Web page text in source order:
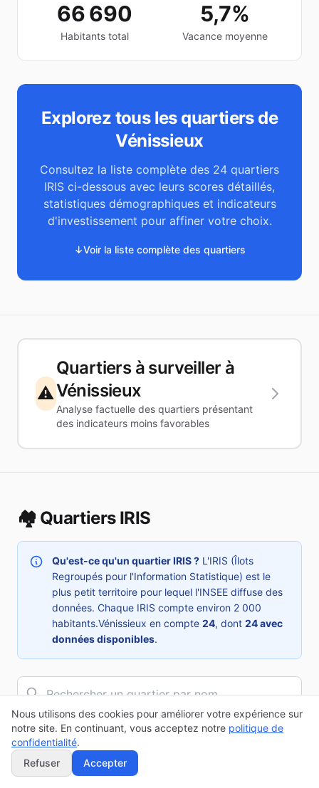
66 690
Habitants total
5,7%
Vacance moyenne
Explorez tous les quartiers de
Vénissieux
Consultez la liste complète des 24 quartiers
IRIS ci-dessous avec leurs scores détaillés,
statistiques démographiques et indicateurs
d'investissement pour affiner votre choix.
↓Voir la liste complète des quartiers
⚠️
Quartiers à surveiller à
Vénissieux
Analyse factuelle des quartiers présentant
des indicateurs moins favorables
🏘️ Quartiers IRIS
Qu'est-ce qu'un quartier IRIS ? L'IRIS (Îlots
Regroupés pour l'Information Statistique) est le
plus petit territoire pour lequel l'INSEE diffuse des
données. Chaque IRIS compte environ 2 000
habitants.Vénissieux en compte 24, dont 24avec
données disponibles.
Trier par :
Nous utilisons des cookies pour améliorer votre expérience sur
notre site. En continuant, vous acceptez notre politique de
confidentialité.
Refuser
Accepter